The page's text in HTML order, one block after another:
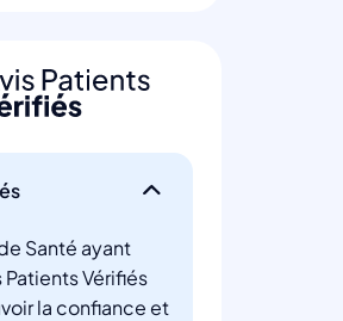
Santé ayant
Vérifiés
la confiance et